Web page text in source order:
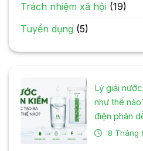
Trách nhiệm xã hội (19)
Tuyển dụng (5)
Lý giải
như thế
điện phân
8 Tháng